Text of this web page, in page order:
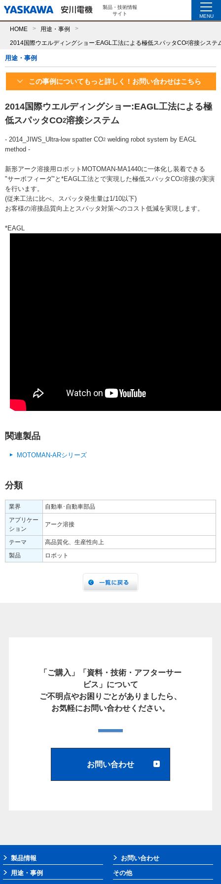
製品・技術情報
サイト
MENU
HOME 用途・事例
2014国際ウエルディングショー:EAGL工法による極低スパッタCO2溶接システ
用途・事例
この事例についてもっと詳しく！お問い合わせはこちら
2014国際ウエルディングショー:EAGL工法による極
低スパッタCO2溶接システム
- 2014_JIWS_Ultra-low spatter CO2 welding robot system by EAGL
method -
新形アーク溶接用ロボットMOTOMAN-MA1440に一体化し装着できる
"サーボフィーダ"と*EAGL工法とで実現した極低スパッタCO2溶接の実演
を行います。
(従来工法に比べ、スパッタ発生量は1/10以下)
お客様の溶接品質向上とスパッタ対策へのコスト低減を実現します。
*EAGL
関連製品
MOTOMAN-ARシリーズ
分類
業界
自動車･自動車部品
アプリケー
ション
アーク溶接
テーマ
高品質化、生産性向上
製品
ロボット
「ご購入」「資料・技術・アフターサー
ビス」について
ご不明点やお困りごとがありましたら、
お気軽にお問い合わせください。
お問い合わせ
製品情報
用途・事例
お問い合わせ
その他